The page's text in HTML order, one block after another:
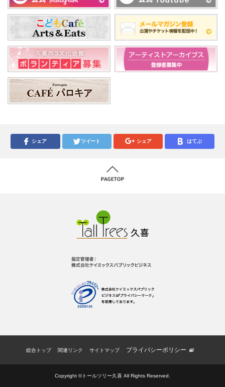
シェア ツイート シェア はてぶ
総合トップ 関連リンク サイトマップ プライバシーポリシー
Copyright ©トールツリー久喜 All Rights Reserved.